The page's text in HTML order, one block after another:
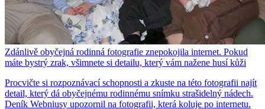
Zdánlivě obyčejná rodinná fotografie znepokojila internet. Pokud
máte bystrý zrak, všimnete si detailu, který vám nažene husí kůži
Procvičte si rozpoznávací schopnosti a zkuste na této fotografii najít
detail, který dá obyčejnému rodinnému snímku strašidelný nádech.
Deník Webniusy upozornil na fotografii, která koluje po internetu.